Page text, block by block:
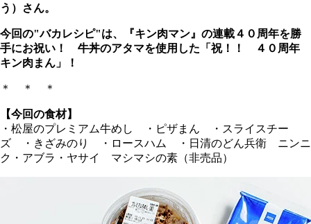
う）さん。
今回の"バカレシピ"は、『キン肉マン』の連載４０周年を勝
手にお祝い！ 牛丼のアタマを使用した「祝！！ ４０周年
キン肉まん」！
＊ ＊ ＊
【今回の食材】
・松屋のプレミアム牛めし ・ピザまん ・スライスチー
ズ ・きざみのり ・ロースハム ・日清のどん兵衛 ニンニ
ク・アブラ・ヤサイ マシマシの素（非売品）